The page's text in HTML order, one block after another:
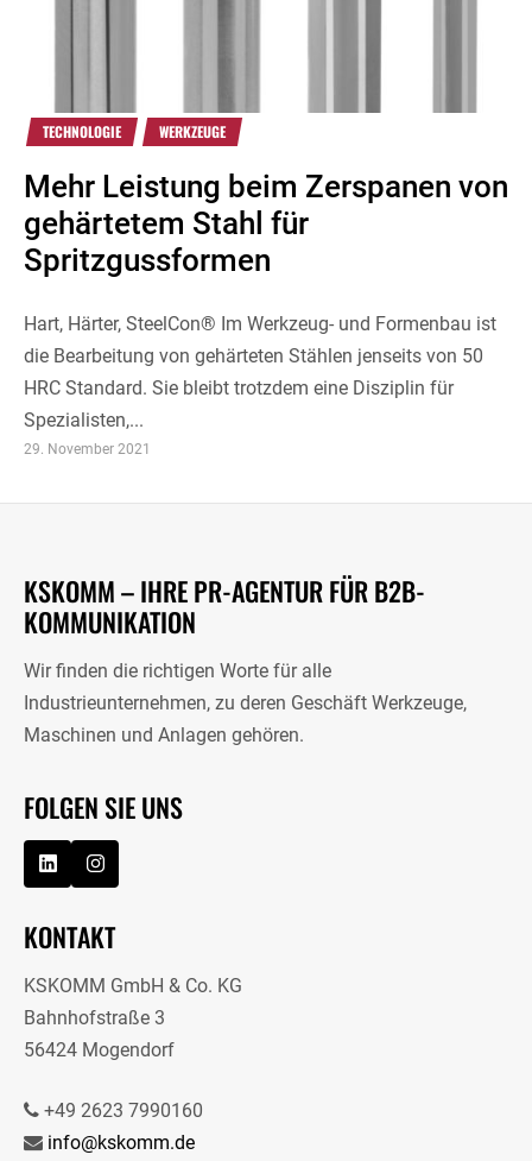
TECHNOLOGIE WERKZEUGE
Mehr Leistung beim Zerspanen von
gehärtetem Stahl für
Spritzgussformen
Hart, Härter, SteelCon® Im Werkzeug- und Formenbau ist
die Bearbeitung von gehärteten Stählen jenseits von 50
HRC Standard. Sie bleibt trotzdem eine Disziplin für
Spezialisten,...
29. November 2021
KSKOMM – IHRE PR-AGENTUR FÜR B2B-
KOMMUNIKATION
Wir finden die richtigen Worte für alle
Industrieunternehmen, zu deren Geschäft Werkzeuge,
Maschinen und Anlagen gehören.
FOLGEN SIE UNS
KONTAKT
KSKOMM GmbH & Co. KG
Bahnhofstraße 3
56424 Mogendorf
+49 2623 7990160
info@kskomm.de